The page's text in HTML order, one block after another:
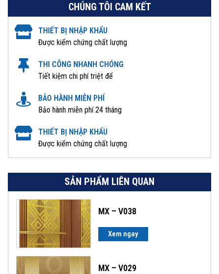
CHÚNG TÔI CAM KẾT
THIẾT BỊ NHẬP KHẨU
Được kiểm chứng chất lượng
THI CÔNG NHANH CHÓNG
Tiết kiệm chi phí triệt để
BẢO HÀNH MIỄN PHÍ
Bảo hành miễn phí 24 tháng
THIẾT BỊ NHẬP KHẨU
Được kiểm chứng chất lượng
SẢN PHẨM LIÊN QUAN
MX – V038
Xem ngay
MX – V029